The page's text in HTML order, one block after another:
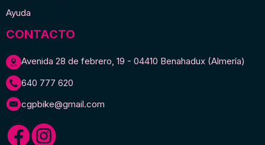
Ayuda
CONTACTO
Avenida 28 de febrero, 19 - 04410 Benahadux (Almería)
640 777 620
cgpbike@gmail.com